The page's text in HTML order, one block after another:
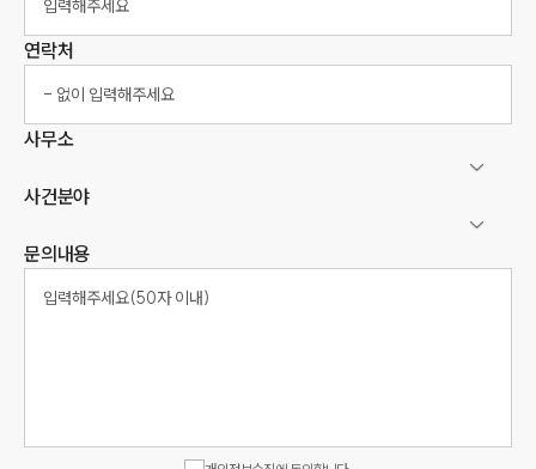
연락처
사무소
사건분야
문의내용